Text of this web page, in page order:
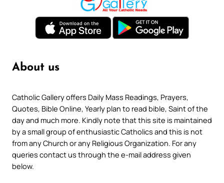
About us
Catholic Gallery offers Daily Mass Readings, Prayers,
Quotes, Bible Online, Yearly plan to read bible, Saint of the
day and much more. Kindly note that this site is maintained
by a small group of enthusiastic Catholics and this is not
from any Church or any Religious Organization. For any
queries contact us through the e-mail address given
below.